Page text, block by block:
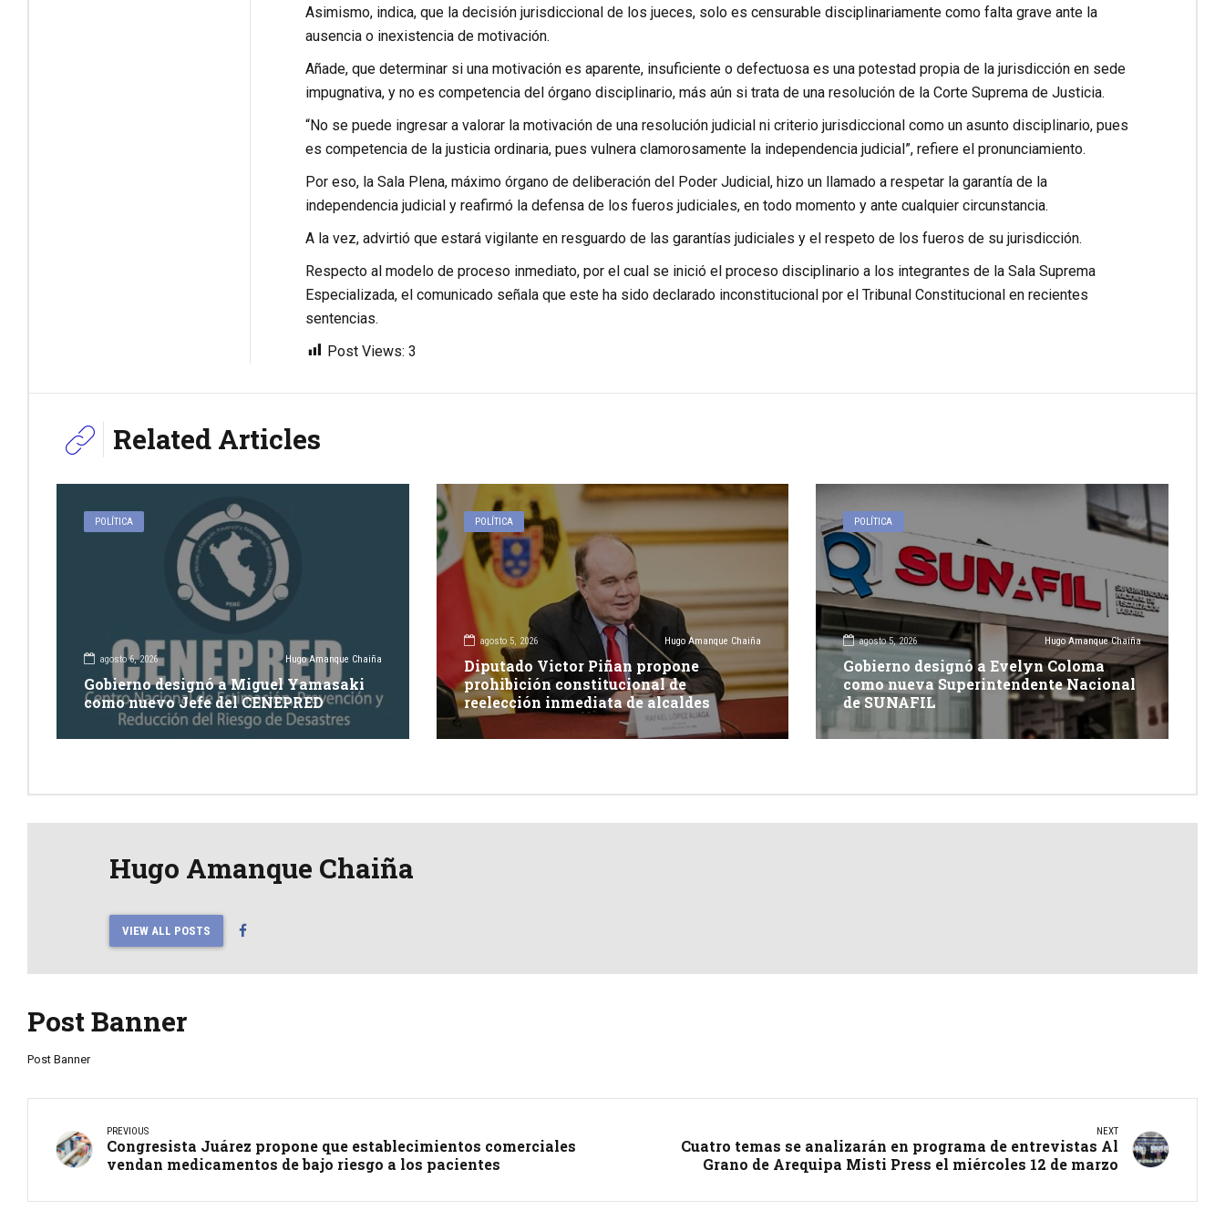
Asimismo, indica, que la decisión jurisdiccional de los jueces, solo es censurable disciplinariamente como falta grave ante la
ausencia o inexistencia de motivación.
Añade, que determinar si una motivación es aparente, insuficiente o defectuosa es una potestad propia de la jurisdicción en sede
impugnativa, y no es competencia del órgano disciplinario, más aún si trata de una resolución de la Corte Suprema de Justicia.
“No se puede ingresar a valorar la motivación de una resolución judicial ni criterio jurisdiccional como un asunto disciplinario, pues
es competencia de la justicia ordinaria, pues vulnera clamorosamente la independencia judicial”, refiere el pronunciamiento.
Por eso, la Sala Plena, máximo órgano de deliberación del Poder Judicial, hizo un llamado a respetar la garantía de la
independencia judicial y reafirmó la defensa de los fueros judiciales, en todo momento y ante cualquier circunstancia.
A la vez, advirtió que estará vigilante en resguardo de las garantías judiciales y el respeto de los fueros de su jurisdicción.
Respecto al modelo de proceso inmediato, por el cual se inició el proceso disciplinario a los integrantes de la Sala Suprema
Especializada, el comunicado señala que este ha sido declarado inconstitucional por el Tribunal Constitucional en recientes
sentencias.
Post Views: 3
Related Articles
POLÍTICA
agosto 6, 2026 Hugo Amanque Chaiña
Gobierno designó a Miguel Yamasaki
como nuevo Jefe del CENEPRED
POLÍTICA
agosto 5, 2026 Hugo Amanque Chaiña
Diputado Victor Piñan propone
prohibición constitucional de
reelección inmediata de alcaldes
POLÍTICA
agosto 5, 2026 Hugo Amanque Chaiña
Gobierno designó a Evelyn Coloma
como nueva Superintendente Nacional
de SUNAFIL
Hugo Amanque Chaiña
VIEW ALL POSTS
Post Banner
Post Banner
PREVIOUS
Congresista Juárez propone que establecimientos comerciales
vendan medicamentos de bajo riesgo a los pacientes
NEXT
Cuatro temas se analizarán en programa de entrevistas Al
Grano de Arequipa Misti Press el miércoles 12 de marzo